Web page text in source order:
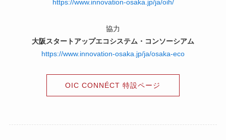
https://www.innovation-osaka.jp/ja/oih/
協力
大阪スタートアップエコシステム・コンソーシアム
https://www.innovation-osaka.jp/ja/osaka-eco
OIC CONNÉCT 特設ページ